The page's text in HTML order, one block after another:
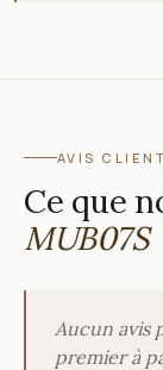
AVIS
Ce que
MUB07S
Aucun avis
premier à